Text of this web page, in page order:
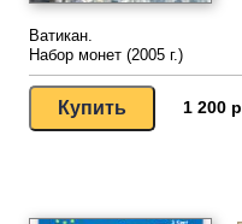
Ватикан.
Набор монет (2005 г.)
1 200